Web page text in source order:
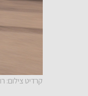
קרדיט צילום: